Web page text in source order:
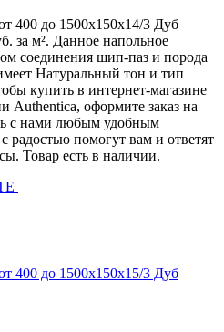
400 до 1500х150х14/3 Дуб
за м². Данное напольное
соединения шип-паз и порода
Натуральный тон и тип
купить в интернет-магазине
Authentica, оформите заказ на
с нами любым удобным
помогут вам и ответят
Товар есть в наличии.
400 до 1500х150х15/3 Дуб